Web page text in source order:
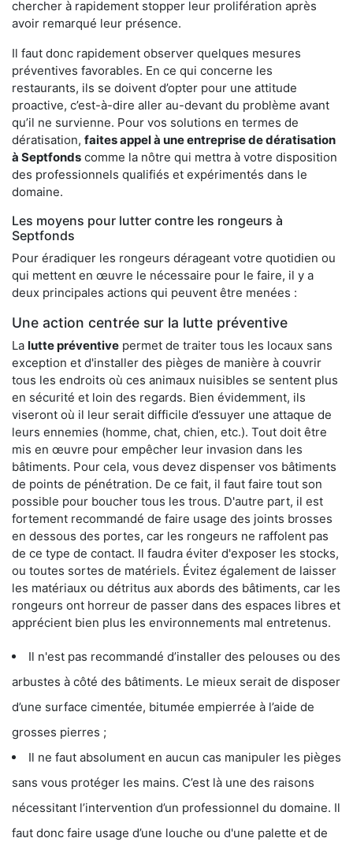
chercher à rapidement stopper leur prolifération après
avoir remarqué leur présence.
Il faut donc rapidement observer quelques mesures
préventives favorables. En ce qui concerne les
restaurants, ils se doivent d’opter pour une attitude
proactive, c’est-à-dire aller au-devant du problème avant
qu’il ne survienne. Pour vos solutions en termes de
dératisation, faites appel à une entreprise de dératisation
à Septfonds comme la nôtre qui mettra à votre disposition
des professionnels qualifiés et expérimentés dans le
domaine.
Les moyens pour lutter contre les rongeurs à
Septfonds
Pour éradiquer les rongeurs dérageant votre quotidien ou
qui mettent en œuvre le nécessaire pour le faire, il y a
deux principales actions qui peuvent être menées :
Une action centrée sur la lutte préventive
La lutte préventive permet de traiter tous les locaux sans
exception et d'installer des pièges de manière à couvrir
tous les endroits où ces animaux nuisibles se sentent plus
en sécurité et loin des regards. Bien évidemment, ils
viseront où il leur serait difficile d’essuyer une attaque de
leurs ennemies (homme, chat, chien, etc.). Tout doit être
mis en œuvre pour empêcher leur invasion dans les
bâtiments. Pour cela, vous devez dispenser vos bâtiments
de points de pénétration. De ce fait, il faut faire tout son
possible pour boucher tous les trous. D'autre part, il est
fortement recommandé de faire usage des joints brosses
en dessous des portes, car les rongeurs ne raffolent pas
de ce type de contact. Il faudra éviter d'exposer les stocks,
ou toutes sortes de matériels. Évitez également de laisser
les matériaux ou détritus aux abords des bâtiments, car les
rongeurs ont horreur de passer dans des espaces libres et
apprécient bien plus les environnements mal entretenus.
Il n'est pas recommandé d’installer des pelouses ou des
arbustes à côté des bâtiments. Le mieux serait de disposer
d’une surface cimentée, bitumée empierrée à l’aide de
grosses pierres ;
Il ne faut absolument en aucun cas manipuler les pièges
sans vous protéger les mains. C’est là une des raisons
nécessitant l’intervention d’un professionnel du domaine. Il
faut donc faire usage d’une louche ou d'une palette et de